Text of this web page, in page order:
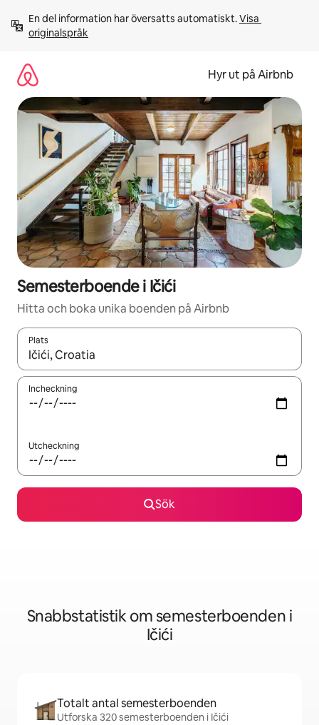
innehåll
En del information har översatts automatiskt. Visa
originalspråk
Hyr ut på Airbnb
Semesterboende i Ičići
Hitta och boka unika boenden på Airbnb
Plats
När resultaten är tillgängliga kan du navigera med upp- och
Incheckning
Utcheckning
Sök
Snabbstatistik om semesterboenden i
Ičići
Totalt antal semesterboenden
Utforska 320 semesterboenden i Ičići